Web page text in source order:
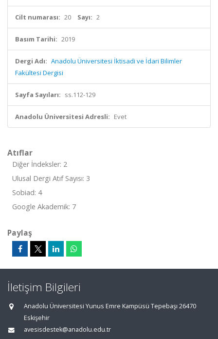
Cilt numarası: 20 Sayı: 2
Basım Tarihi: 2019
Dergi Adı: Anadolu Üniversitesi İktisadi ve İdari Bilimler
Fakültesi Dergisi
Sayfa Sayıları: ss.112-129
Anadolu Üniversitesi Adresli: Evet
Atıflar
Diğer İndeksler: 2
Ulusal Dergi Atıf Sayısı: 3
Sobiad: 4
Google Akademik: 7
Paylaş
İletişim Bilgileri
Anadolu Üniversitesi Yunus Emre Kampüsü Tepebaşı 26470
Eskişehir
avesisdestek@anadolu.edu.tr